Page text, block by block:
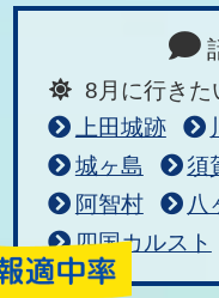
8月に行きた
上田城跡
城ヶ島
須
阿智村
八
四国カルスト